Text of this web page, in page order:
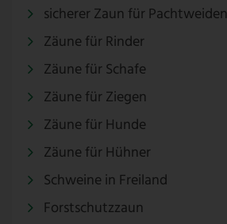
sicherer Zaun für Pachtweiden
Zäune für Rinder
Zäune für Schafe
Zäune für Ziegen
Zäune für Hunde
Zäune für Hühner
Schweine in Freiland
Forstschutzzaun